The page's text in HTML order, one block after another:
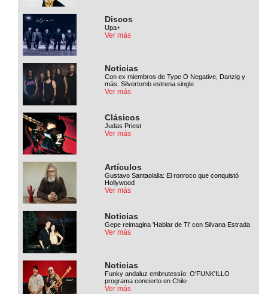
Discos
Upa+
Ver más
Noticias
Con ex miembros de Type O Negative, Danzig y
más: Silvertomb estrena single
Ver más
Clásicos
Judas Priest
Ver más
Artículos
Gustavo Santaolalla: El ronroco que conquistó
Hollywood
Ver más
Noticias
Gepe reimagina 'Hablar de Ti' con Silvana Estrada
Ver más
Noticias
Funky andaluz embrutessío: O'FUNK'ILLO
programa concierto en Chile
Ver más